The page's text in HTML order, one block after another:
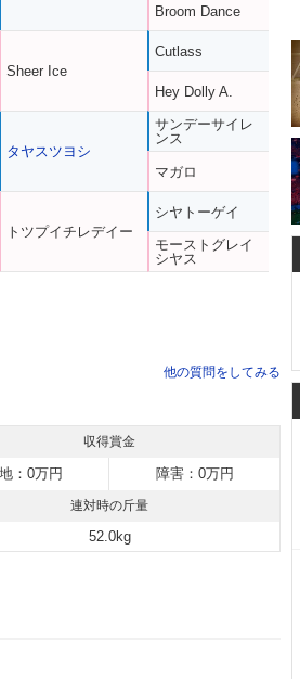
Sheer Ice
タヤスツヨシ
トツプイチレデイー
Broom Dance
Cutlass
Hey Dolly A.
サンデーサイレ
ンス
マガロ
シヤトーゲイ
モーストグレイ
シヤス
他の質問をしてみる
収得賞金
：0万円 障害：0万円
連対時の斤量
52.0kg